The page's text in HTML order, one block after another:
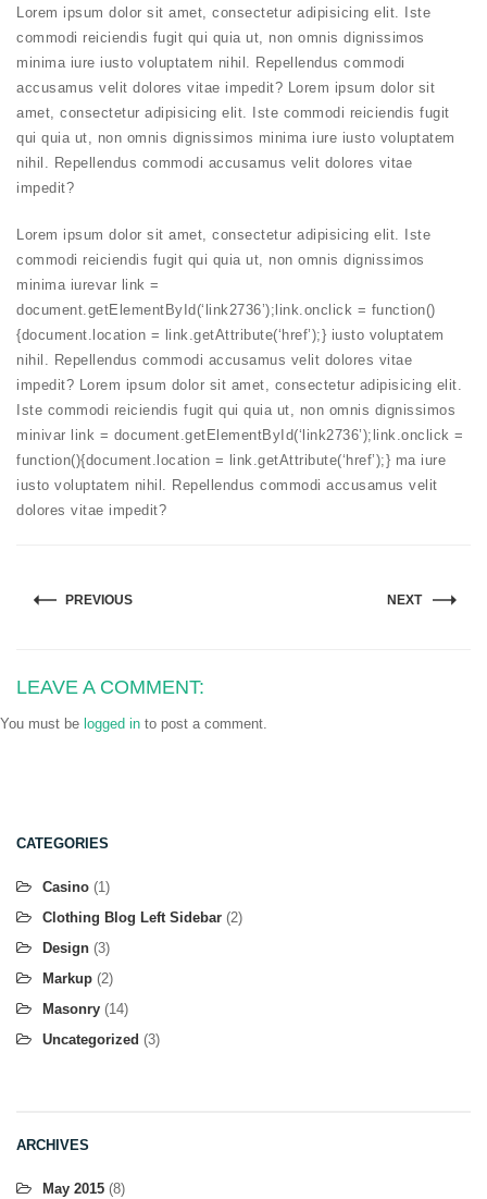
Lorem ipsum dolor sit amet, consectetur adipisicing elit. Iste
commodi reiciendis fugit qui quia ut, non omnis dignissimos
minima iure iusto voluptatem nihil. Repellendus commodi
accusamus velit dolores vitae impedit? Lorem ipsum dolor sit
amet, consectetur adipisicing elit. Iste commodi reiciendis fugit
qui quia ut, non omnis dignissimos minima iure iusto voluptatem
nihil. Repellendus commodi accusamus velit dolores vitae
impedit?
Lorem ipsum dolor sit amet, consectetur adipisicing elit. Iste
commodi reiciendis fugit qui quia ut, non omnis dignissimos
minima iurevar link =
document.getElementById(‘link2736’);link.onclick = function()
{document.location = link.getAttribute(‘href’);} iusto voluptatem
nihil. Repellendus commodi accusamus velit dolores vitae
impedit? Lorem ipsum dolor sit amet, consectetur adipisicing elit.
Iste commodi reiciendis fugit qui quia ut, non omnis dignissimos
m inivar link = document.getElementById(‘link2736’);link.onclick =
function(){document.location = link.getAttribute(‘href’);} ma iure
iusto voluptatem nihil. Repellendus commodi accusamus velit
dolores vitae impedit?
PREVIOUS NEXT
LEAVE A COMMENT:
You must be logged in to post a comment.
CATEGORIES
Casino (1)
Clothing Blog Left Sidebar (2)
Design (3)
Markup (2)
Masonry (14)
Uncategorized (3)
ARCHIVES
May 2015 (8)